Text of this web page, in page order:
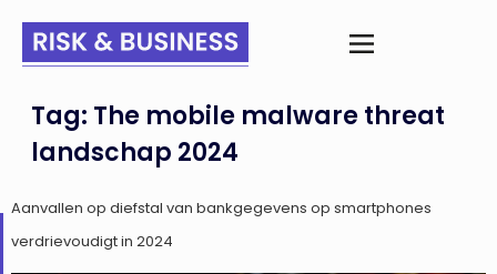
Tag: The mobile malware threat
landschap 2024
Aanvallen op diefstal van bankgegevens op smartphones
verdrievoudigt in 2024